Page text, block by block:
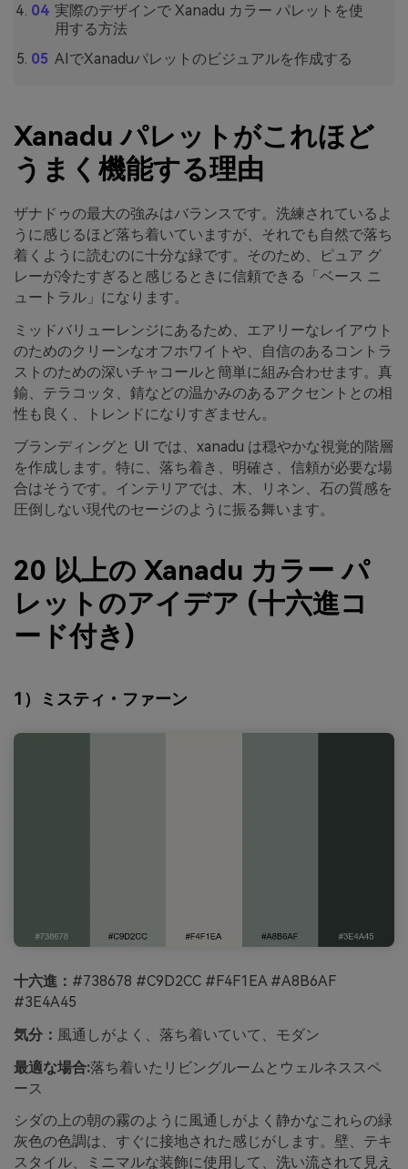
実際のデザインで Xanadu カラー パレットを使
用する方法
AIでXanaduパレットのビジュアルを作成する
Xanadu パレットがこれほど
うまく機能する理由
ザナドゥの最大の強みはバランスです。洗練されているよ
うに感じるほど落ち着いていますが、それでも自然で落ち
着くように読むのに十分な緑です。そのため、ピュア グ
レーが冷たすぎると感じるときに信頼できる「ベース ニ
ュートラル」になります。
ミッドバリューレンジにあるため、エアリーなレイアウト
のためのクリーンなオフホワイトや、自信のあるコントラ
ストのための深いチャコールと簡単に組み合わせます。真
鍮、テラコッタ、錆などの温かみのあるアクセントとの相
性も良く、トレンドになりすぎません。
ブランディングと UI では、xanadu は穏やかな視覚的階層
を作成します。特に、落ち着き、明確さ、信頼が必要な場
合はそうです。インテリアでは、木、リネン、石の質感を
圧倒しない現代のセージのように振る舞います。
20 以上の Xanadu カラー パ
レットのアイデア (十六進コ
ード付き)
1）ミスティ・ファーン
十六進： #738678 #C9D2CC #F4F1EA #A8B6AF
#3E4A45
気分： 風通しがよく、落ち着いていて、モダン
最適な場合:落ち着いたリビングルームとウェルネススペ
ース
シダの上の朝の霧のように風通しがよく静かなこれらの緑
灰色の色調は、すぐに接地された感じがします。壁、テキ
スタイル、ミニマルな装飾に使用して、洗い流されて見え